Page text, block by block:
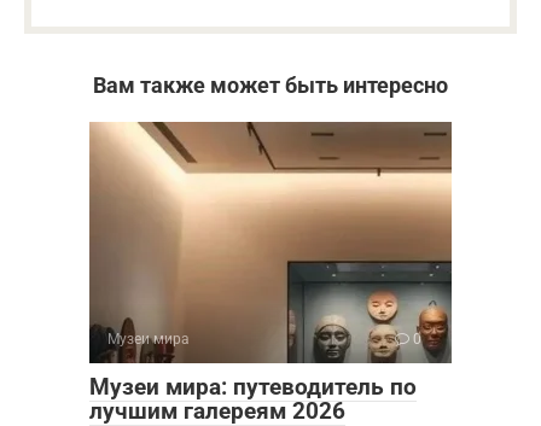
Вам также может быть интересно
Музеи мира 0
Музеи мира: путеводитель по
лучшим галереям 2026